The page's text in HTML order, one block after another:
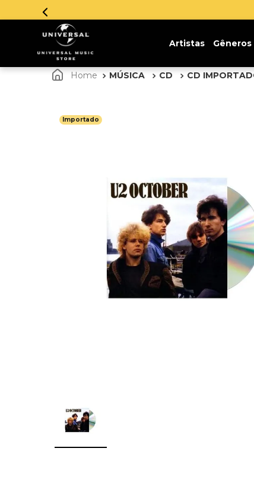
Parcelamento em até
Artistas Gêneros
MÚSICA CD CD
Importado